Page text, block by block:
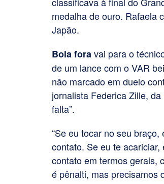
medalha de ouro. Rafaela
Japão.
Bola foravai para o
de um lance com o VAR
não marcado em duelo
jornalista Federica Zille,
falta”.
“Se eu tocar no seu
contato. Se eu te
contato em termos gerais,
é pênalti, mas precisamos